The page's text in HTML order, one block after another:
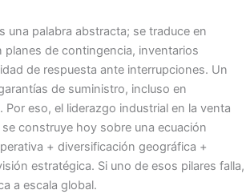
una palabra abstracta; se traduce en
planes de contingencia, inventarios
de respuesta ante interrupciones. Un
de suministro, incluso en
eso, el liderazgo industrial en la venta
construye hoy sobre una ecuación
+ diversificación geográfica +
estratégica. Si uno de esos pilares falla,
a escala global.